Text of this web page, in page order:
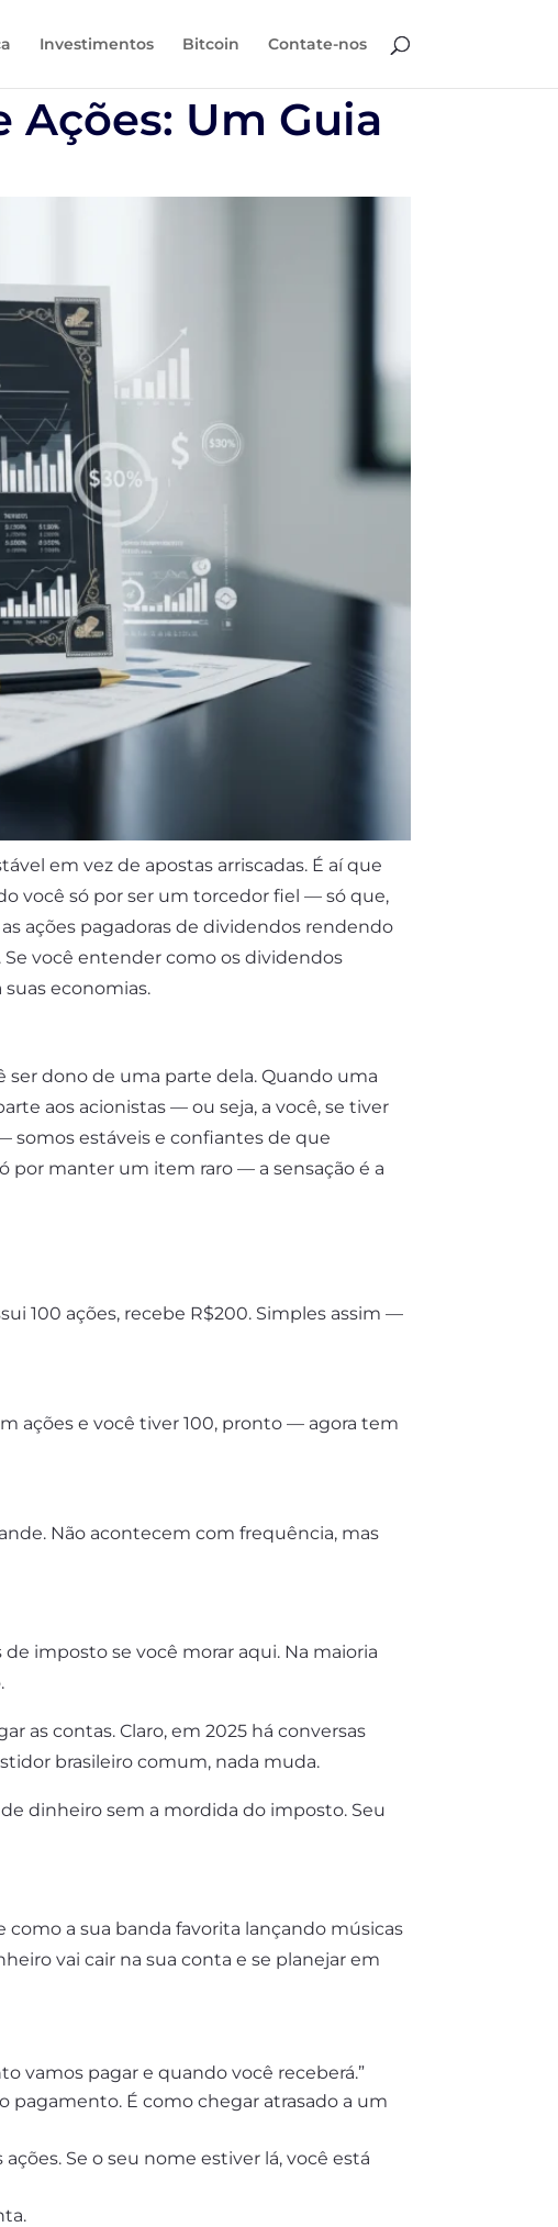
Investimentos Bitcoin Contate-nos
Um Guia
em vez de apostas arriscadas. É aí que
você só por ser um torcedor fiel — só que,
as ações pagadoras de dividendos rendendo
você entender como os dividendos
economias.
dono de uma parte dela. Quando uma
aos acionistas — ou seja, a você, se tiver
somos estáveis e confiantes de que
por manter um item raro — a sensação é a
100 ações, recebe R$200. Simples assim —
ações e você tiver 100, pronto — agora tem
Não acontecem com frequência, mas
imposto se você morar aqui. Na maioria
as contas. Claro, em 2025 há conversas
brasileiro comum, nada muda.
dinheiro sem a mordida do imposto. Seu
a sua banda favorita lançando músicas
vai cair na sua conta e se planejar em
vamos pagar e quando você receberá.”
pagamento. É como chegar atrasado a um
Se o seu nome estiver lá, você está